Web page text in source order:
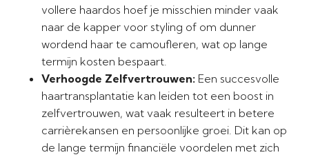
vollere haardos hoef je misschien minder vaak
naar de kapper voor styling of om dunner
wordend haar te camoufleren, wat op lange
termijn kosten bespaart.
Verhoogde Zelfvertrouwen: Een succesvolle
haartransplantatie kan leiden tot een boost in
zelfvertrouwen, wat vaak resulteert in betere
carrièrekansen en persoonlijke groei. Dit kan op
de lange termijn financiële voordelen met zich